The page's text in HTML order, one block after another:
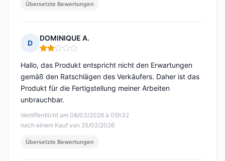
Übersetzte Bewertungen
D
DOMINIQUE A.
Hinweis: 2 von 5
Veröffentlicht am 08/03/2026 à 05h32
nach einem Kauf von 25/02/2026
Hallo, das Produkt entspricht nicht den Erwartungen
gemäß den Ratschlägen des Verkäufers. Daher ist das
Produkt für die Fertigstellung meiner Arbeiten
unbrauchbar.
Übersetzte Bewertungen